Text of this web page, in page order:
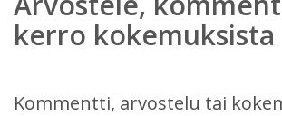
kerro kokemuksista
Kommentti, arvostelu tai